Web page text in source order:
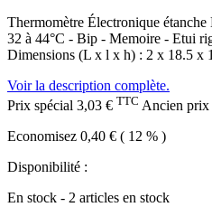
Thermomètre Électronique
32 à 44°C - Bip - Memoire - Etui
Dimensions (L x l x h) : 2 x 18.5 x
Voir la description complète.
Prix spécial 3,03 € TTC Ancien prix
Economisez 0,40 € ( 12 % )
Disponibilité :
En stock - 2 articles en stock